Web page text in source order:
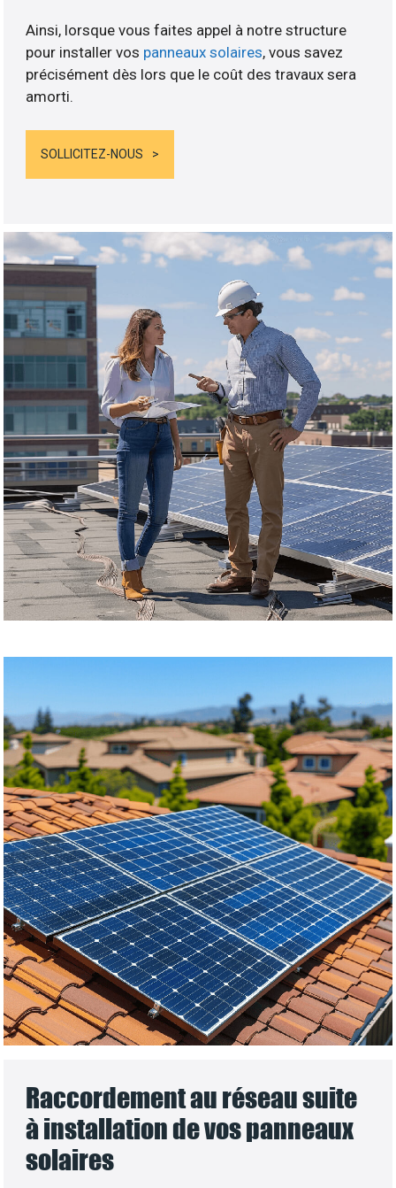
Ainsi, lorsque vous faites appel à notre structure
pour installer vos panneaux solaires, vous savez
précisément dès lors que le coût des travaux sera
amorti.
SOLLICITEZ-NOUS
Raccordement au réseau suite
à installation de vos panneaux
solaires